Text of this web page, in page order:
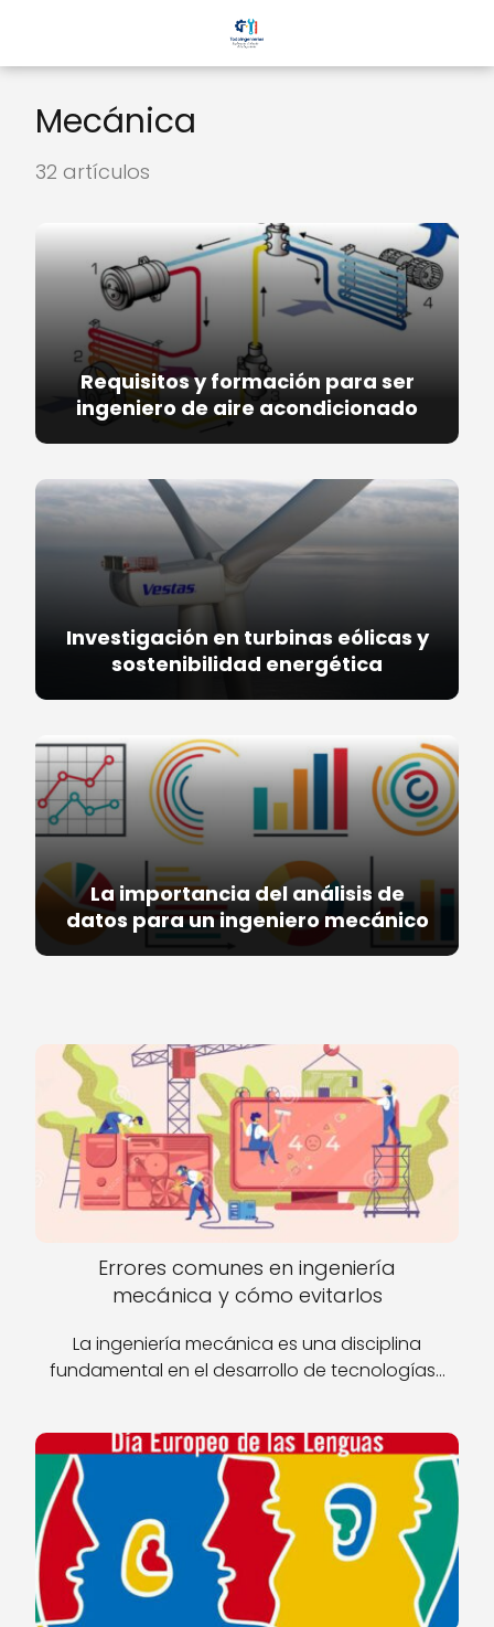
Mecánica
32 artículos
Requisitos y formación para ser
ingeniero de aire acondicionado
Investigación en turbinas eólicas y
sostenibilidad energética
La importancia del análisis de
datos para un ingeniero mecánico
Errores comunes en ingeniería
mecánica y cómo evitarlos
La ingeniería mecánica es una disciplina
fundamental en el desarrollo de tecnologías…